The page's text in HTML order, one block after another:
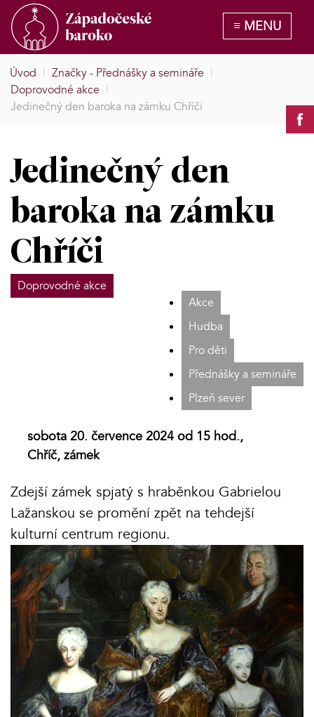
Úvod | Značky - Přednášky a semináře |
Doprovodné akce |
Jedinečný den baroka na zámku Chříči
Jedinečný den
baroka na zámku
Chříči
Doprovodné akce
Akce
Hudba
Pro děti
Přednášky a semináře
Plzeň sever
sobota 20. července 2024 od 15 hod.,
Chříč, zámek
Zdejší zámek spjatý s hraběnkou Gabrielou
Lažanskou se promění zpět na tehdejší
kulturní centrum regionu.